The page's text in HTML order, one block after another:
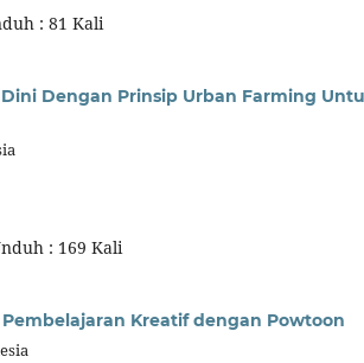
: 81 Kali
Dengan Prinsip Urban Farming
: 169 Kali
Kreatif dengan Powtoon